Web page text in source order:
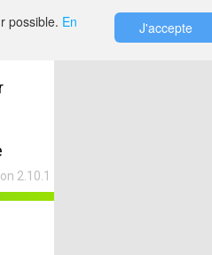
2.10.1
possible. En
J'accepte